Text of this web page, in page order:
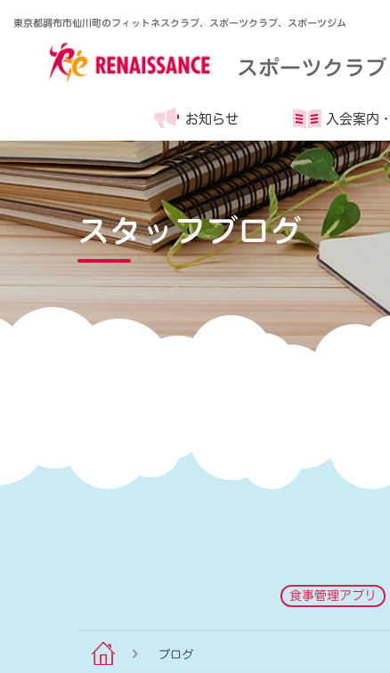
東京都調布市仙川町のフィットネスクラブ、スポーツクラブ、スポーツジム
スポーツクラブ
お知らせ 入会案内・
スタッフブログ
食事管理アプリ
ブログ